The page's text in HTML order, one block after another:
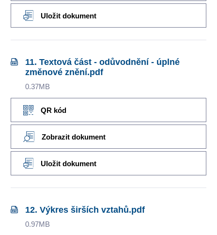
Uložit dokument
11. Textová část - odůvodnění - úplné
změnové znění.pdf
0.37MB
QR kód
Zobrazit dokument
Uložit dokument
12. Výkres širších vztahů.pdf
0.97MB